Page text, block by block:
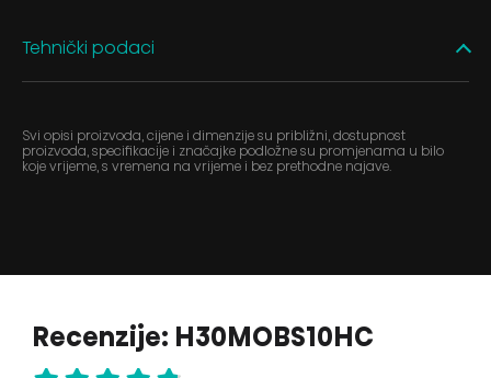
Tehnički podaci
Svi opisi proizvoda, cijene i dimenzije su približni, dostupnost
proizvoda, specifikacije i značajke podložne su promjenama u bilo
koje vrijeme, s vremena na vrijeme i bez prethodne najave.
Recenzije: H30MOBS10HC